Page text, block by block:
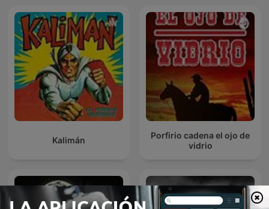
Kalimán
Porfirio cadena el ojo de
vidrio